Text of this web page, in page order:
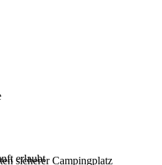
erlaubt
sicherer Campingplatz